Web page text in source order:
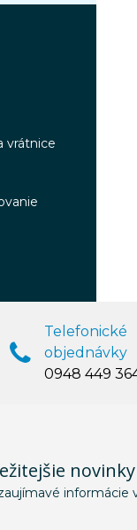
vrátnice
Telefonické
objednávky
0948 449
informácie